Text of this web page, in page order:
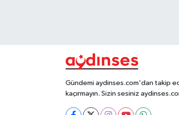
Gündemi aydinses.com'dan takip
kaçırmayın. Sizin sesiniz